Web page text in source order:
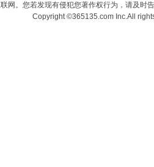
网。您若发现有侵犯您著作权行为，请及时
Copyright ©365135.com Inc.All